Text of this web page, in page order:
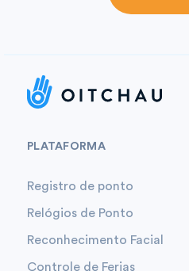
PLATAFORMA
Registro de ponto
Relógios de Ponto
Reconhecimento Facial
Controle de Ferias